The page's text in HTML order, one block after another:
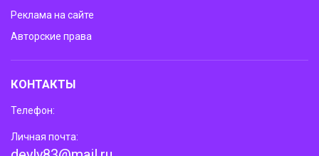
Реклама на сайте
Авторские права
КОНТАКТЫ
Телефон:
Личная почта: